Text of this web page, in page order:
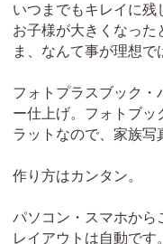
いつまでもキレイに残
お子様が大きくなった
ま、なんて事が理想で
フォトプラスブック
ー仕上げ。フォトブッ
ラットなので、家族写
作り方はカンタン。
パソコン・スマホから
レイアウトは自動で